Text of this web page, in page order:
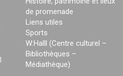
de promenade
Liens utiles
Sports
W:Halll (Centre culturel –
Bibliothèques –
Médiathèque)